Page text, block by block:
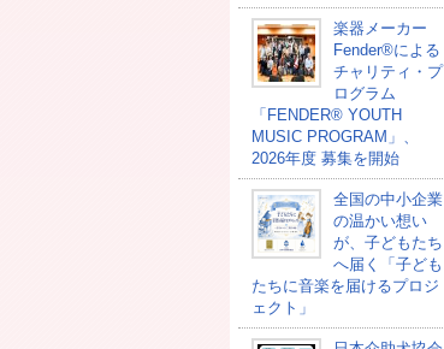
楽器メーカー
Fender®による
チャリティ・プ
ログラム
「FENDER®︎ YOUTH
MUSIC PROGRAM」、
2026年度 募集を開始
全国の中小企業
の温かい想い
が、子どもたち
へ届く「子ども
たちに音楽を届けるプロジ
ェクト」